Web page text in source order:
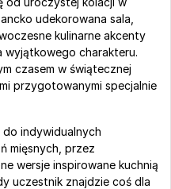
udekorowana sala,
kulinarne akcenty
wyjątkowego charakteru.
czasem w świątecznej
przygotowanymi specjalnie
indywidualnych
mięsnych, przez
wersje inspirowane kuchnią
uczestnik znajdzie coś dla